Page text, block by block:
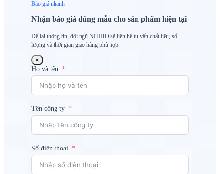
Báo giá nhanh
Nhận báo giá đúng mẫu cho sản phẩm hiện tại
Để lại thông tin, đội ngũ NHIHO sẽ liên hệ tư vấn chất liệu, số
lượng và thời gian giao hàng phù hợp.
×
Họ và tên
Tên công ty
Số điện thoại